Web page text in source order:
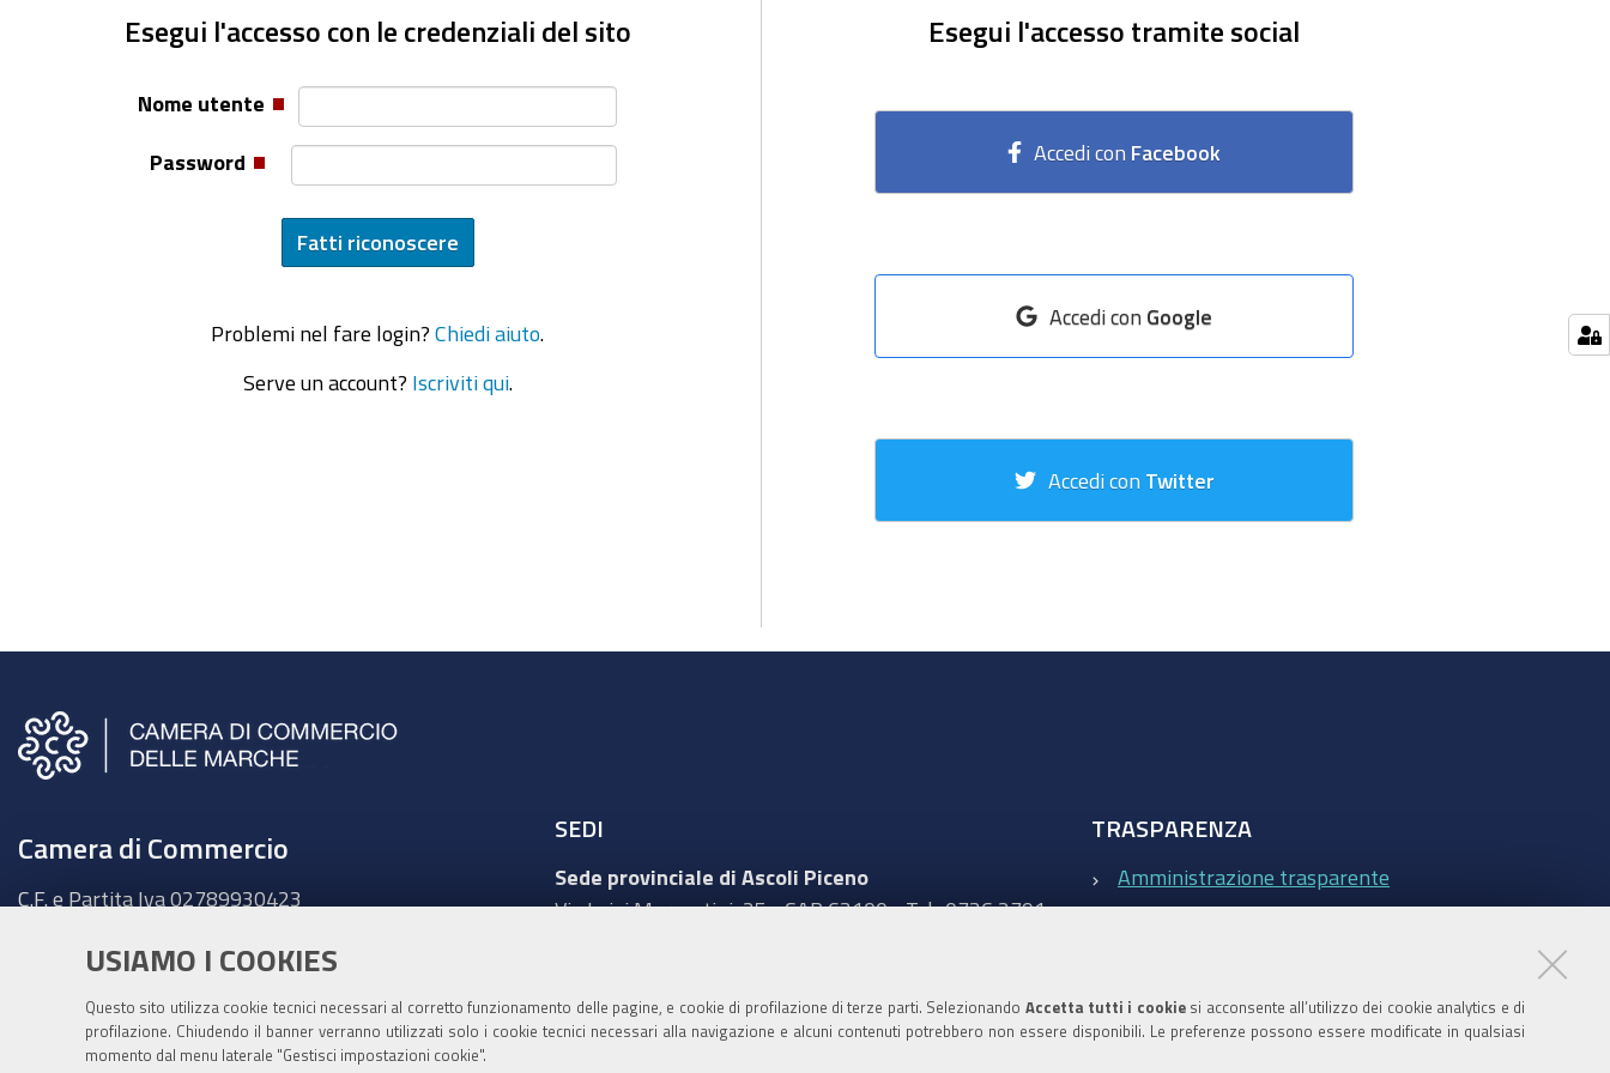
USIAMO I COOKIES
Questo sito utilizza cookie tecnici necessari al corretto funzionamento delle pagine, e cookie di profilazione di terze parti. Selezionando Accetta tutti i cookiesi acconsente all’utilizzo dei cookie analytics e di
profilazione. Chiudendo il banner verranno utilizzati solo i cookie tecnici necessari alla navigazione e alcuni contenuti potrebbero non essere disponibili. Le preferenze possono essere modificate in qualsiasi
momento dal menu laterale "Gestisci impostazioni cookie".
Esegui l'accesso con le credenziali del sito
Nome utente
Password
Problemi nel fare login? Chiedi aiuto
Serve un account? Iscriviti qui.
Esegui l'accesso tramite social
Accedi con Facebook
Accedi con Google
Accedi con Twitter
Camera di Commercio
C.F. e Partita Iva 02789930423
Ancona - Largo XXIV Maggio, 1 - CAP 60123
Fatt. elettronica - Cod. univoco:UFKY7Z
cciaa@pec.marche.camcom.it
SEDI
Sede provinciale di Ascoli Piceno
Via Luigi Mercantini, 25 - CAP 63100 - Tel.: 0736 2791
Sede provinciale di Macerata
TRASPARENZA
Amministrazione trasparente